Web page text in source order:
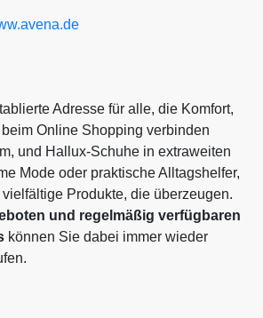
Adresse für alle, die Komfort,
Online Shopping verbinden
und Hallux-Schuhe in extraweiten
Mode oder praktische Alltagshelfer,
Produkte, die überzeugen.
und regelmäßig verfügbaren
können Sie dabei immer wieder